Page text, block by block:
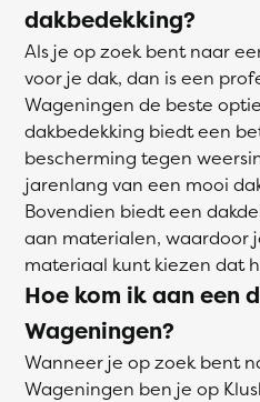
dakbedekking?
Als je op zoek bent naar
voor je dak, dan is een
Wageningen de beste
dakbedekking biedt een
bescherming tegen
jarenlang van een mooi
Bovendien biedt een
aan materialen, waardoor
materiaal kunt kiezen dat
Hoe kom ik aan een
Wageningen?
Wanneer je op zoek bent
Wageningen ben je op